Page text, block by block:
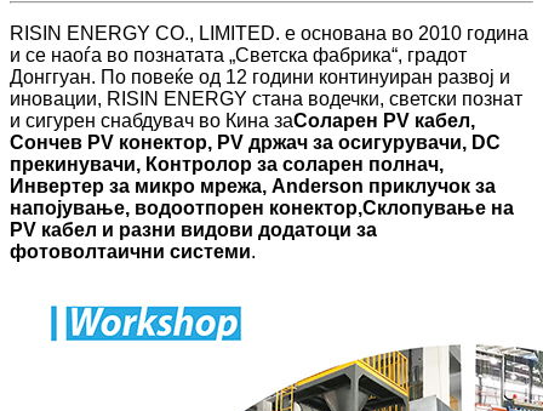
RISIN ENERGY CO., LIMITED. е основана во 2010 година
и се наоѓа во познатата „Светска фабрика“, градот
Донггуан. По повеќе од 12 години континуиран развој и
иновации, RISIN ENERGY стана водечки, светски познат
и сигурен снабдувач во Кина заСоларен PV кабел,
Сончев PV конектор, PV држач за осигурувачи, DC
прекинувачи, Контролор за соларен полнач,
Инвертер за микро мрежа, Anderson приклучок за
напојување, водоотпорен конектор,Склопување на
PV кабел и разни видови додатоци за
фотоволтаични системи.